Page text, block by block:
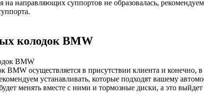
на направляющих суппортов не образовалась,
колодок BMW
BMW осуществляется в присутствии клиента и
устанавливать, которые подходят вашему
менять вместе с ними и тормозные диски, а это выйдет